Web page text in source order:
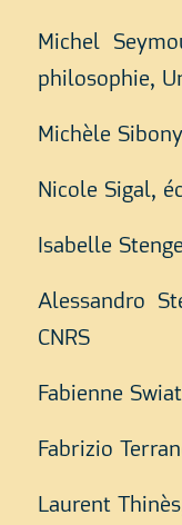
Michel
philosophie,
Michèle
Nicole Sigal,
Isabelle
Alessandro
CNRS
Fabienne
Fabrizio
Laurent